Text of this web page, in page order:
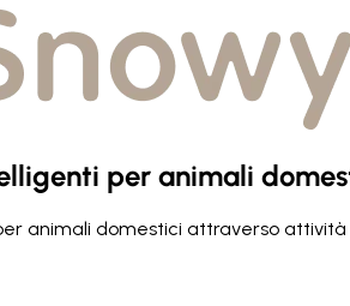
per animali
animali domestici attraverso